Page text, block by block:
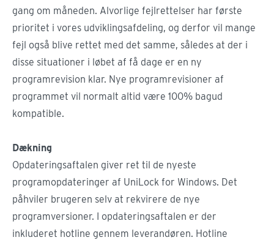
gang om måneden. Alvorlige fejlrettelser har første
prioritet i vores udviklingsafdeling, og derfor vil mange
fejl også blive rettet med det samme, således at der i
disse situationer i løbet af få dage er en ny
programrevision klar. Nye programrevisioner af
programmet vil normalt altid være 100% bagud
kompatible.
Dækning
Opdateringsaftalen giver ret til de nyeste
programopdateringer af UniLock for Windows. Det
påhviler brugeren selv at rekvirere de nye
programversioner. I opdateringsaftalen er der
inkluderet hotline gennem leverandøren. Hotline